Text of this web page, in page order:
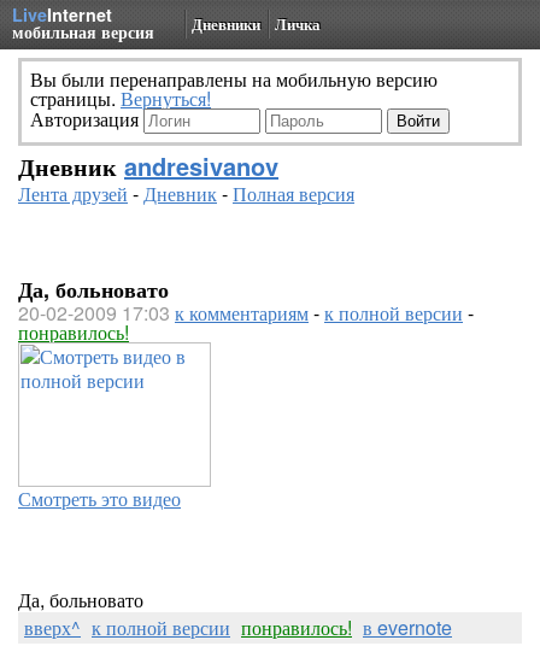
LiveInternet
мобильная версия Дневники Личка
Вы были перенаправлены на мобильную версию
страницы. Вернуться!
Авторизация
Дневник andresivanov
Лента друзей -Дневник-Полная версия
Да, больновато
20-02-2009 17:03 к комментариям-к полной версии -
понравилось!
Смотреть это видео
Да, больновато
вверх^ к полной версии понравилось! в evernote